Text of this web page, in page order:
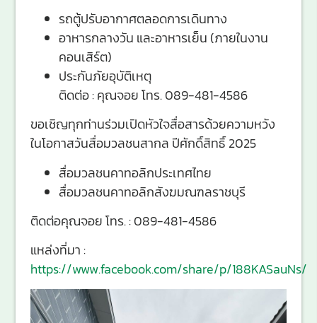
รถตู้ปรับอากาศตลอดการเดินทาง
อาหารกลางวัน และอาหารเย็น (ภายในงาน
คอนเสิร์ต)
ประกันภัยอุบัติเหตุ
ติดต่อ : คุณจอย โทร. 089-481-4586
ขอเชิญทุกท่านร่วมเปิดหัวใจสื่อสารด้วยความหวัง
ในโอกาสวันสื่อมวลชนสากล ปีศักดิ์สิทธิ์ 2025
สื่อมวลชนคาทอลิกประเทศไทย
สื่อมวลชนคาทอลิกสังฆมณฑลราชบุรี
ติดต่อคุณจอย โทร. : 089-481-4586
แหล่งที่มา :
https://www.facebook.com/share/p/188KASauNs/